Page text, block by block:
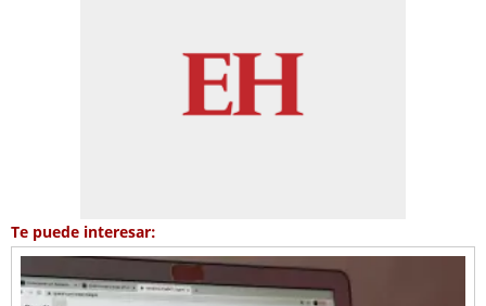
Te puede interesar: